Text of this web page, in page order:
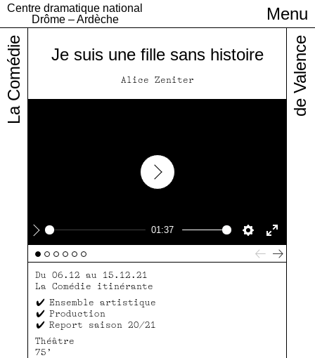
Centre dramatique national
Drôme – Ardèche
Menu
Infos pratiques
Je suis une fille sans histoire
Alice Zeniter
Play
01:37
Settings
Enter
Play
Du 06.12 au 15.12.21
La Comédie itinérante
Ensemble artistique
Production
Report saison 20/21
Théâtre
75’
La Comédie de Valence